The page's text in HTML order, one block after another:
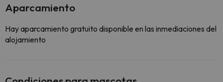
Aparcamiento
Hay aparcamiento gratuito disponible en las inmediaciones del
alojamiento